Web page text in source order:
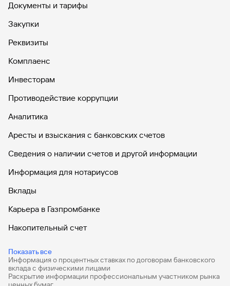
Документы и тарифы
Закупки
Реквизиты
Комплаенс
Инвесторам
Противодействие коррупции
Аналитика
Аресты и взыскания с банковских счетов
Сведения о наличии счетов и другой информации
Информация для нотариусов
Вклады
Карьера в Газпромбанке
Накопительный счет
Показать все
Дебетовые карты с бесплатным обслуживанием
Все накопительные счета
Информация о процентных ставках по договорам банковского
вклада с физическими лицами
Раскрытие информации профессиональным участником рынка